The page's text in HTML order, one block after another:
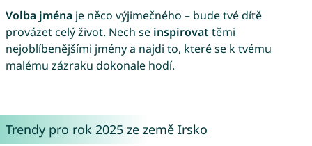
Volba jménaje něco výjimečného – bude tvé dítě
provázet celý život. Nech se inspirovat těmi
nejoblíbenějšími jmény a najdi to, které se k tvému
malému zázraku dokonale hodí.
Trendy pro rok 2025 ze země Irsko